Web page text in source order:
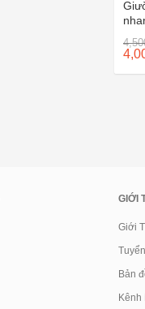
GIỚI
Giới
Bản
Kênh